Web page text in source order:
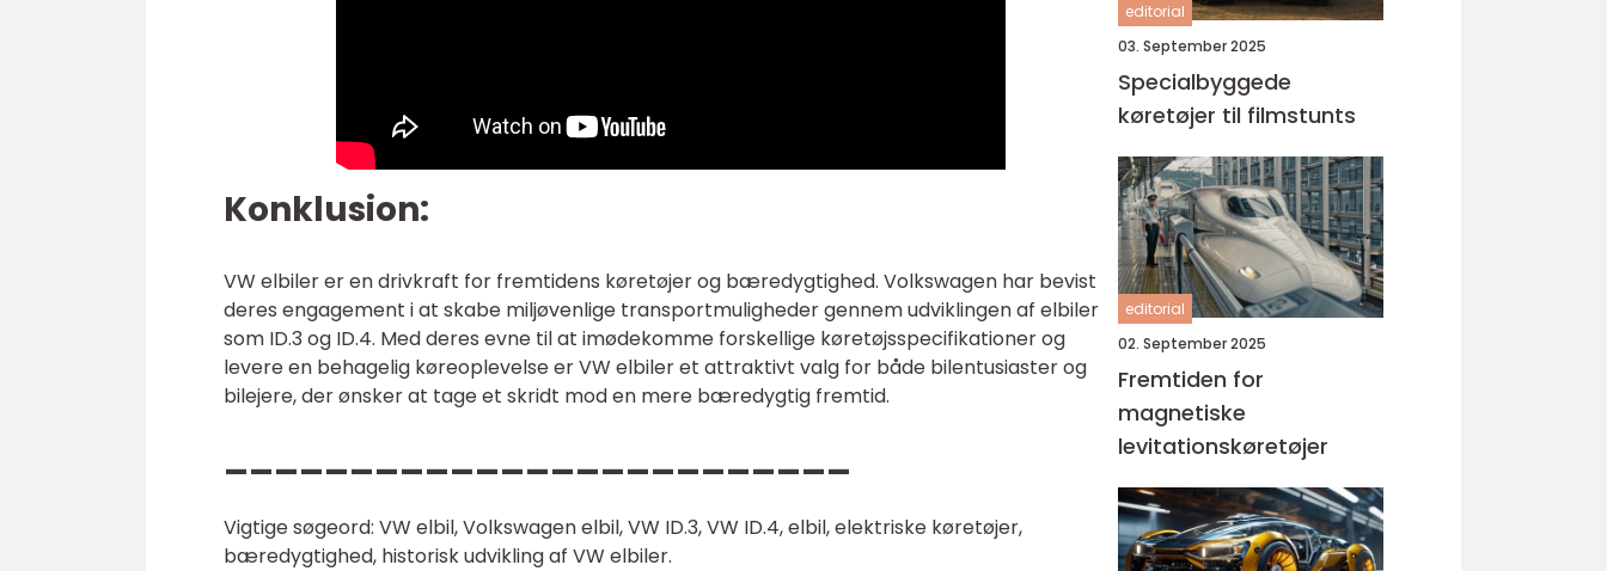
Konklusion:
VW elbiler er en drivkraft for fremtidens køretøjer og bæredygtighed. Volkswagen har bevist
deres engagement i at skabe miljøvenlige transportmuligheder gennem udviklingen af elbiler
som ID.3 og ID.4. Med deres evne til at imødekomme forskellige køretøjsspecifikationer og
levere en behagelig køreoplevelse er VW elbiler et attraktivt valg for både bilentusiaster og
bilejere, der ønsker at tage et skridt mod en mere bæredygtig fremtid.
_________________________
Vigtige søgeord: VW elbil, Volkswagen elbil, VW ID.3, VW ID.4, elbil, elektriske køretøjer,
bæredygtighed, historisk udvikling af VW elbiler.
editorial
03. September 2025
Specialbyggede
køretøjer til filmstunts
editorial
02. September 2025
Fremtiden for
magnetiske
levitationskøretøjer